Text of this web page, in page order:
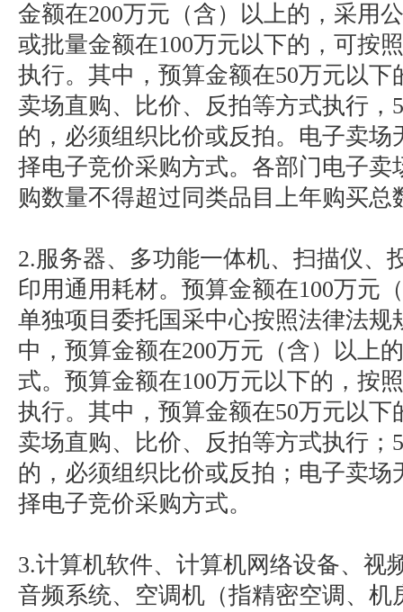
金额在200万元（含）以上的，采用
或批量金额在100万元以下的，可按
执行。其中，预算金额在50万元以下
卖场直购、比价、反拍等方式执行，
的，必须组织比价或反拍。电子卖场
择电子竞价采购方式。各部门电子卖
购数量不得超过同类品目上年购买总
2.服务器、多功能一体机、扫描仪、
印用通用耗材。预算金额在100万元
单独项目委托国采中心按照法律法规
中，预算金额在200万元（含）以上
式。预算金额在100万元以下的，按
执行。其中，预算金额在50万元以下
卖场直购、比价、反拍等方式执行；
的，必须组织比价或反拍；电子卖场
择电子竞价采购方式。
3.计算机软件、计算机网络设备、视
音频系统、空调机（指精密空调、机